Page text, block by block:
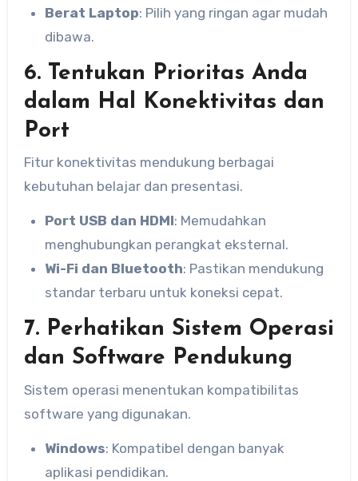
Berat Laptop: Pilih yang ringan agar mudah
dibawa.
6. Tentukan Prioritas Anda
dalam Hal Konektivitas dan
Port
Fitur konektivitas mendukung berbagai
kebutuhan belajar dan presentasi.
Port USB dan HDMI: Memudahkan
menghubungkan perangkat eksternal.
Wi-Fi dan Bluetooth: Pastikan mendukung
standar terbaru untuk koneksi cepat.
7. Perhatikan Sistem Operasi
dan Software Pendukung
Sistem operasi menentukan kompatibilitas
software yang digunakan.
Windows: Kompatibel dengan banyak
aplikasi pendidikan.